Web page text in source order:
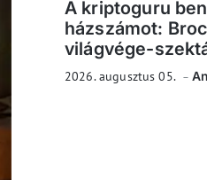
A kriptoguru
házszámot:
világvége-
2026. augusztus 05.